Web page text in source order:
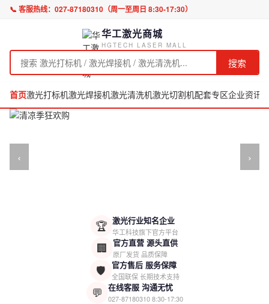
📞 客服热线： 027-87180310 （周一至周日 8:30-17:30）
华工激光商城
HGTECH LASER MALL
搜索
首页激光打标机激光焊接机激光清洗机激光切割机配套专区企业资讯
‹ ›
🏆 激光行业知名企业
华工科技旗下官方平台
🏢 官方直营 源头直供
原厂发货 品质保障
🛡️ 官方售后 服务保障
全国联保 长期技术支持
💬 在线客服 沟通无忧
027-871803108:30-17:30